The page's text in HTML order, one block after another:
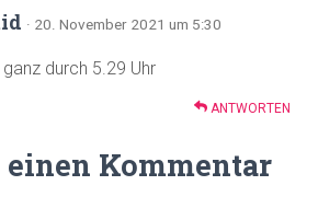
· 20. November 2021 um 5:30
durch 5.29 Uhr
ANTWORTEN
einen Kommentar